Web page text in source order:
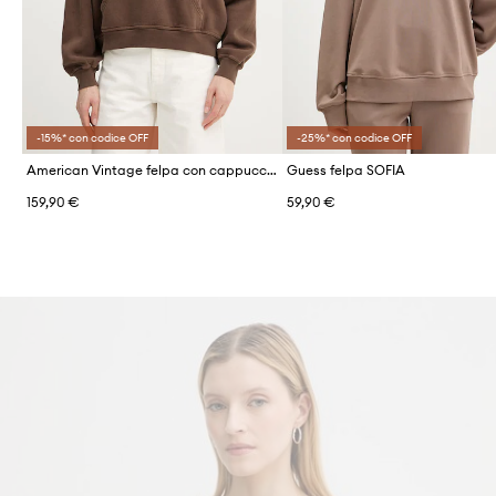
-15%* con codice OFF
American Vintage felpa con cappuccio da donna in cotone
159,90 €
-25%* con codice OFF
Guess felpa SOFIA
59,90 €